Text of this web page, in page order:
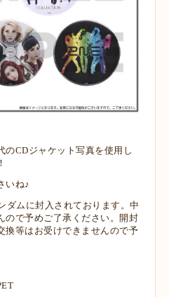
のCDジャケット写真を使用し
いね♪
ダムに封入されております。中
ので予めご了承ください。開封
換等はお受けできませんので予